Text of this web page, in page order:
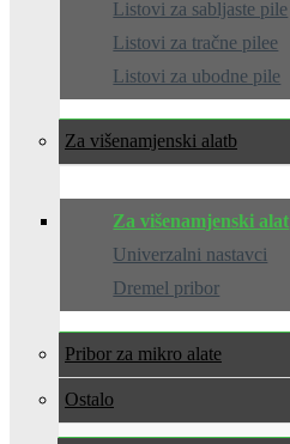
Listovi za sabljaste pile
Listovi za tračne pilee
Listovi za ubodne pile
Za višenamjenski alat
Za višenamjenski alat
Univerzalni nastavci
Dremel pribor
Pribor za mikro alate
Ostalo